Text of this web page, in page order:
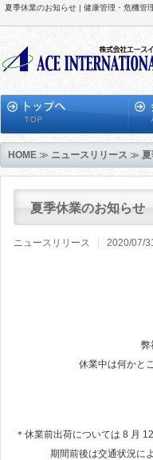
夏季休業のお知らせ | 健康管理・危機管
HOME ≫ ニュースリリース ≫
夏季休業のお知らせ
ニュースリリース 2020/07/
弊
休業中は何かと
＊休業前出荷については 8 月
期間前後は交通状況に